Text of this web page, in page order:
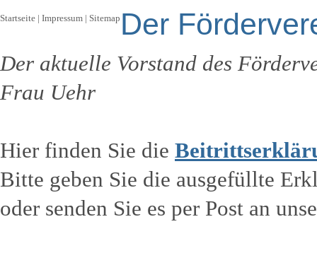
Startseite Impressum Sitemap Der
Der aktuelle Vorstand des
Frau Uehr
Hier finden Sie die
Bitte geben Sie die ausgefüllte
oder senden Sie es per Post an